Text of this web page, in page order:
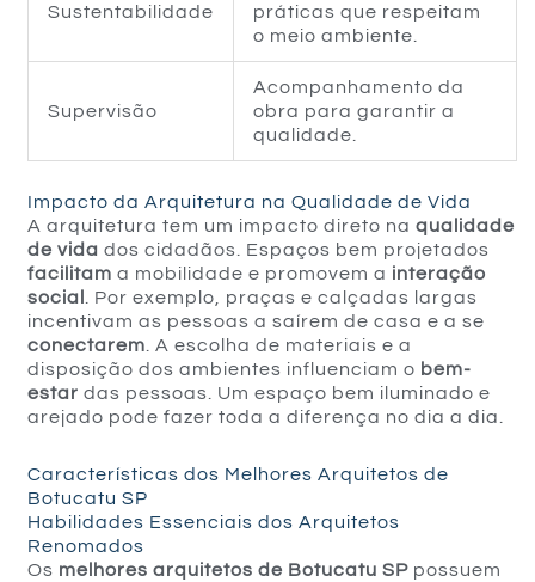
Sustentabilidade
práticas que respeitam
o meio ambiente.
Supervisão
Acompanhamento da
obra para garantir a
qualidade.
Impacto da Arquitetura na Qualidade de Vida
A arquitetura tem um impacto direto naqualidade
de vida dos cidadãos. Espaços bem projetados
facilitam a mobilidade e promovem a interação
social
. Por exemplo, praças e calçadas largas
incentivam as pessoas a saírem de casa e a se
conectarem . A escolha de materiais e a
disposição dos ambientes influenciam o bem-
estar das pessoas. Um espaço bem iluminado e
arejado pode fazer toda a diferença no dia a dia.
Características dos Melhores Arquitetos de
Botucatu SP
Habilidades Essenciais dos Arquitetos
Renomados
Os melhores arquitetos de Botucatu SP possuem